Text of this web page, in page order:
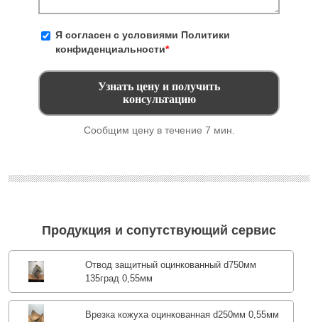
Я согласен с условиями Политики
конфиденциальности*
Сообщим цену в течение 7 мин.
Продукция и сопутствующий сервис
Отвод защитный оцинкованный d750мм
135град 0,55мм
Врезка кожуха оцинкованная d250мм 0,55мм